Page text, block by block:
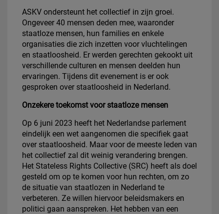
ASKV ondersteunt het collectief in zijn groei.
Ongeveer 40 mensen deden mee, waaronder
staatloze mensen, hun families en enkele
organisaties die zich inzetten voor vluchtelingen
en staatloosheid. Er werden gerechten gekookt uit
verschillende culturen en mensen deelden hun
ervaringen. Tijdens dit evenement is er ook
gesproken over staatloosheid in Nederland.
Onzekere toekomst voor staatloze mensen
Op 6 juni 2023 heeft het Nederlandse parlement
eindelijk een wet aangenomen die specifiek gaat
over staatloosheid. Maar voor de meeste leden van
het collectief zal dit weinig verandering brengen.
Het Stateless Rights Collective (SRC) heeft als doel
gesteld om op te komen voor hun rechten, om zo
de situatie van staatlozen in Nederland te
verbeteren. Ze willen hiervoor beleidsmakers en
politici gaan aanspreken. Het hebben van een